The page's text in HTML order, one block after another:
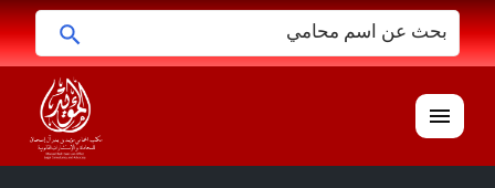
البحث
عن:
القائمة